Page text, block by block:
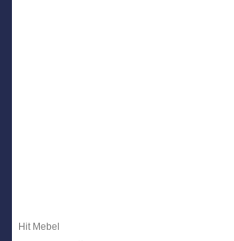
Hit Mebel